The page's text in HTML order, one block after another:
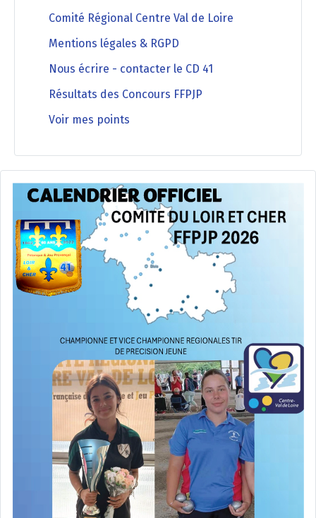
Comité Régional Centre Val de Loire
Mentions légales & RGPD
Nous écrire - contacter le CD 41
Résultats des Concours FFPJP
Voir mes points